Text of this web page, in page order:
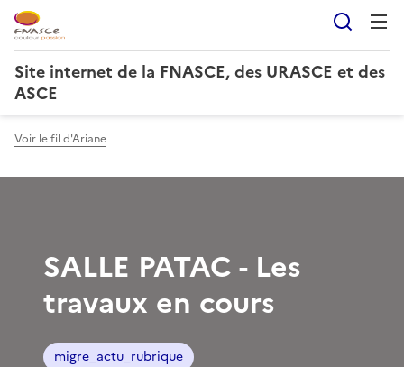
Site internet de la FNASCE, des URASCE et des
ASCE
Voir le fil d'Ariane
SALLE PATAC - Les
travaux en cours
migre_actu_rubrique